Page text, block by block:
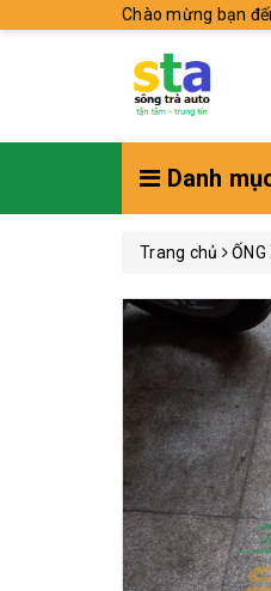
Chào mừng bạn
Danh
Trang chủ